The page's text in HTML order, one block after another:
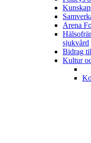
Arena
sjukvård
Bidrag
Kultur